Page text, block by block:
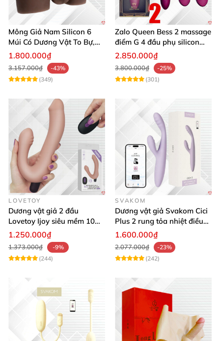
Mông Giả Nam Silicon 6
Múi Có Dương Vật To Bự,
Hấp Dẫn, Siêu Thật
1.800.000₫
3.157.000₫
-43%
(349)
Zalo Queen Bess 2 massage
điểm G 4 đầu phụ silicon
cao cấp rung nóng
2.850.000₫
3.800.000₫
-25%
(301)
LOVETOY
Dương vật giả 2 đầu
Lovetoy Ijoy siêu mềm 10
chế độ rung sạc điện tiện lợi
1.250.000₫
1.373.000₫
-9%
(244)
SVAKOM
Dương vật giả Svakom Cici
Plus 2 rung tỏa nhiệt điều
khiển App đẳng cấp
1.600.000₫
2.077.000₫
-23%
(242)